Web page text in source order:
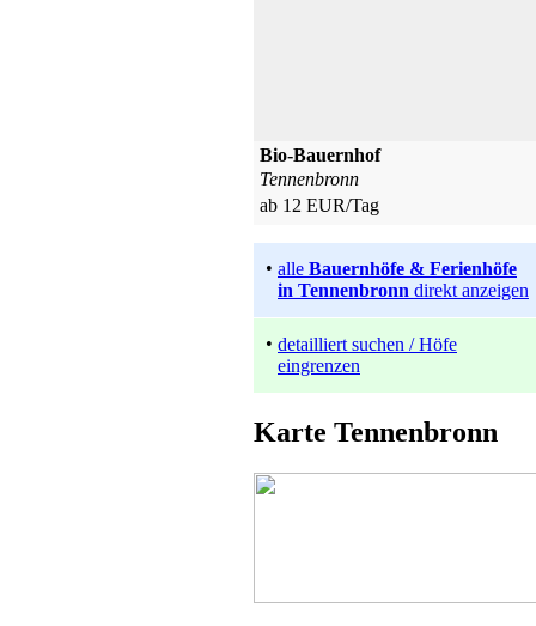
Bio-Bauernhof
Tennenbronn
ab 12 EUR/Tag
Bauernhof
ab 38 EUR/Tag
• alle Bauernhöfe & Ferienhöfe
in Tennenbronn direkt anzeigen
• detailliert suchen / Höfe
eingrenzen
Karte Tennenbronn